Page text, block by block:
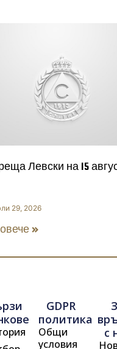
Левски на 15
29, 2026
»
GDPR
политика
Общи
условия
с